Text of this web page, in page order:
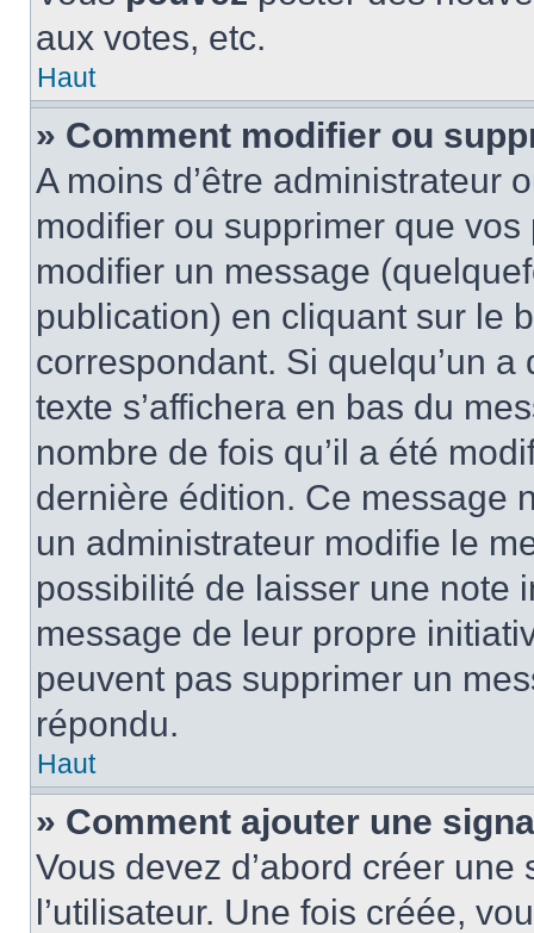
aux votes, etc.
Haut
» Comment modifier ou
A moins d’être administrateur
modifier ou supprimer que
modifier un message
publication) en cliquant sur le
correspondant. Si quelqu’un
texte s’affichera en bas du
nombre de fois qu’il a été
dernière édition. Ce message
un administrateur modifie le
possibilité de laisser une note
message de leur propre
peuvent pas supprimer un
répondu.
Haut
» Comment ajouter une
Vous devez d’abord créer
l’utilisateur. Une fois créée,